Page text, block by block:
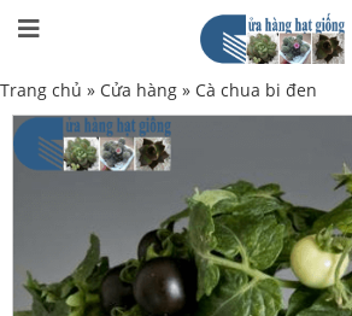
Trang chủ » Cửa hàng » Cà chua bi đen